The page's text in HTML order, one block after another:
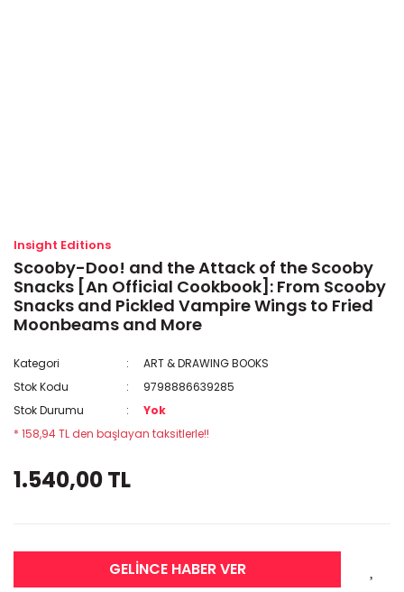
Insight Editions
Scooby-Doo! and the Attack of the Scooby
Snacks [An Official Cookbook]: From Scooby
Snacks and Pickled Vampire Wings to Fried
Moonbeams and More
Kategori
ART & DRAWING BOOKS
Stok Kodu
9798886639285
Stok Durumu
Yok
* 158,94 TL den başlayan taksitlerle!!
1.540,00 TL
GELİNCE HABER VER